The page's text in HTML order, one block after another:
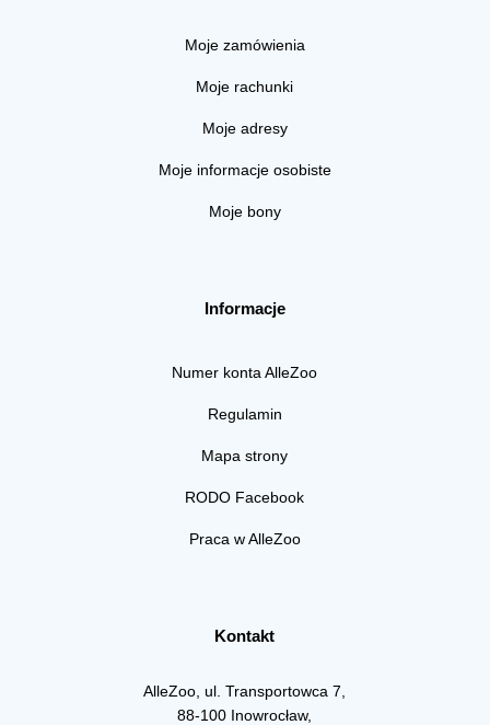
Moje zamówienia
Moje rachunki
Moje adresy
Moje informacje osobiste
Moje bony
Informacje
Numer konta AlleZoo
Regulamin
Mapa strony
RODO Facebook
Praca w AlleZoo
Kontakt
AlleZoo, ul. Transportowca 7,
88-100 Inowrocław,